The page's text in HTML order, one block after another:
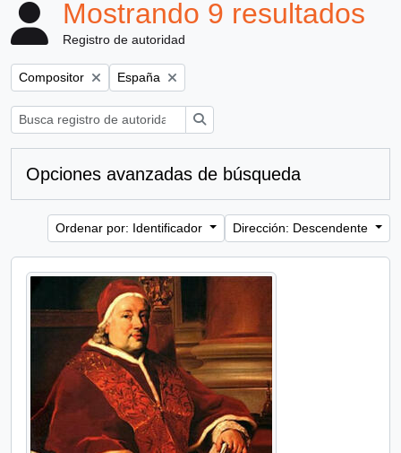
Mostrando 9 resultados
Registro de autoridad
Remove filter:
Compositor Remove filter:
España
Opciones avanzadas de búsqueda
Ordenar por: Identificador Dirección: Descendente